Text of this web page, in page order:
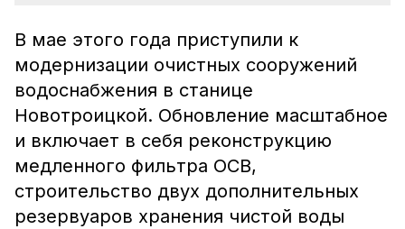
В мае этого года приступили к
модернизации очистных сооружений
водоснабжения в станице
Новотроицкой. Обновление масштабное
и включает в себя реконструкцию
медленного фильтра ОСВ,
строительство двух дополнительных
резервуаров хранения чистой воды